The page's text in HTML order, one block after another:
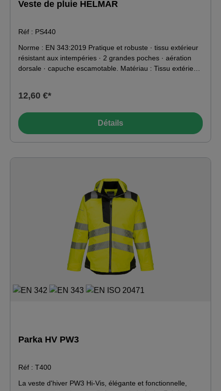
Veste de pluie HELMAR
Réf : PS440
Norme : EN 343:2019 Pratique et robuste · tissu extérieur
résistant aux intempéries · 2 grandes poches · aération
dorsale · capuche escamotable. Matériau : Tissu extérieur
12,60 €*
Détails
Parka HV PW3
Réf : T400
La veste d'hiver PW3 Hi-Vis, élégante et fonctionnelle,